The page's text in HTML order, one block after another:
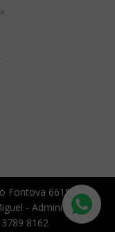
Fontova 6615,
- Administración:
8162